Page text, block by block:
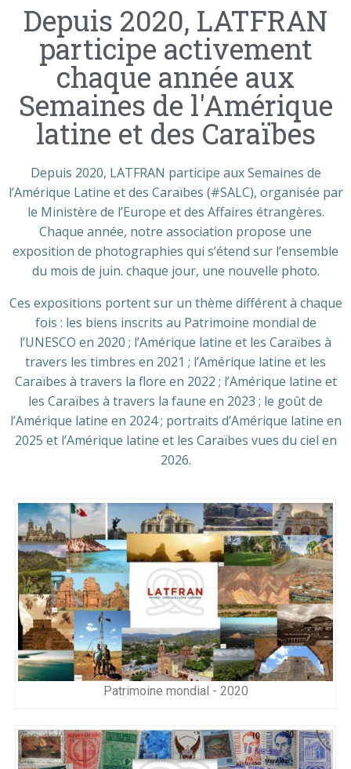
Depuis 2020, LATFRAN
participe activement
chaque année aux
Semaines de l'Amérique
latine et des Caraïbes
Depuis 2020, LATFRAN participe aux Semaines de
l’Amérique Latine et des Caraïbes (#SALC), organisée par
le Ministère de l’Europe et des Affaires étrangères.
Chaque année, notre association propose une
exposition de photographies qui s’étend sur l’ensemble
du mois de juin. chaque jour, une nouvelle photo.
Ces expositions portent sur un thème différent à chaque
fois : les biens inscrits au Patrimoine mondial de
l’UNESCO en 2020 ; l’Amérique latine et les Caraïbes à
travers les timbres en 2021 ; l’Amérique latine et les
Caraïbes à travers la flore en 2022 ; l’Amérique latine et
les Caraïbes à travers la faune en 2023 ; le goût de
l’Amérique latine en 2024 ; portraits d’Amérique latine en
2025 et l’Amérique latine et les Caraïbes vues du ciel en
2026.
Patrimoine mondial - 2020